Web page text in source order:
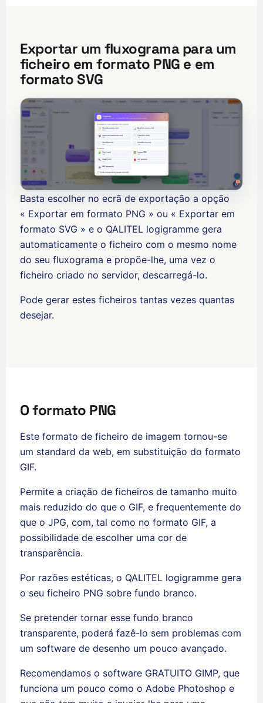
Exportar um fluxograma para um
ficheiro em formato PNG e em
formato SVG
Basta escolher no ecrã de exportação a opção
« Exportar em formato PNG » ou « Exportar em
formato SVG » e o QALITEL logigramme gera
automaticamente o ficheiro com o mesmo nome
do seu fluxograma e propõe-lhe, uma vez o
ficheiro criado no servidor, descarregá-lo.
Pode gerar estes ficheiros tantas vezes quantas
desejar.
O formato PNG
Este formato de ficheiro de imagem tornou-se
um standard da web, em substituição do formato
GIF.
Permite a criação de ficheiros de tamanho muito
mais reduzido do que o GIF, e frequentemente do
que o JPG, com, tal como no formato GIF, a
possibilidade de escolher uma cor de
transparência.
Por razões estéticas, o QALITEL logigramme gera
o seu ficheiro PNG sobre fundo branco.
Se pretender tornar esse fundo branco
transparente, poderá fazê-lo sem problemas com
um software de desenho um pouco avançado.
Recomendamos o software GRATUITO GIMP, que
funciona um pouco como o Adobe Photoshop e